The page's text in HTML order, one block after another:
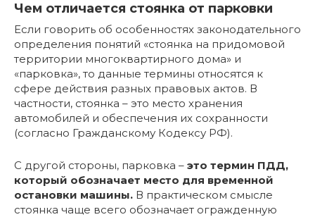
Чем отличается стоянка от парковки
Если говорить об особенностях законодательного
определения понятий «стоянка на придомовой
территории многоквартирного дома» и
«парковка», то данные термины относятся к
сфере действия разных правовых актов. В
частности, стоянка – это место хранения
автомобилей и обеспечения их сохранности
(согласно Гражданскому Кодексу РФ).
С другой стороны, парковка – это термин ПДД,
который обозначает место для временной
остановки машины. В практическом смысле
стоянка чаще всего обозначает огражденную